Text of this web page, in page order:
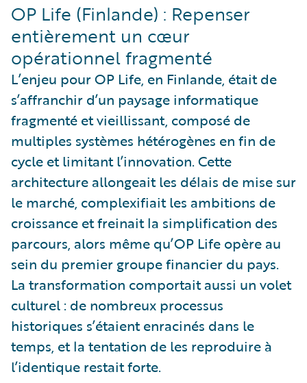
OP Life (Finlande) : Repenser
entièrement un cœur
opérationnel fragmenté
L’enjeu pour OP Life, en Finlande, était de
s’affranchir d’un paysage informatique
fragmenté et vieillissant, composé de
multiples systèmes hétérogènes en fin de
cycle et limitant l’innovation. Cette
architecture allongeait les délais de mise sur
le marché, complexifiait les ambitions de
croissance et freinait la simplification des
parcours, alors même qu’OP Life opère au
sein du premier groupe financier du pays.
La transformation comportait aussi un volet
culturel : de nombreux processus
historiques s’étaient enracinés dans le
temps, et la tentation de les reproduire à
l’identique restait forte.